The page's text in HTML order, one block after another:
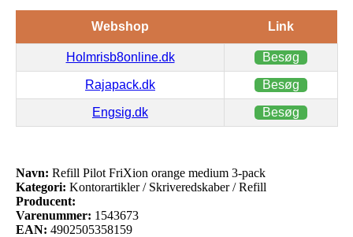
Webshop Link
Holmrisb8online.dk Besøg
Rajapack.dk Besøg
Engsig.dk Besøg
Navn: Refill Pilot FriXion orange medium 3-pack
Kategori: Kontorartikler / Skriveredskaber / Refill
Producent:
Varenummer: 1543673
EAN: 4902505358159